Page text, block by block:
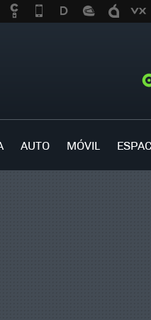
AUTO MÓVIL